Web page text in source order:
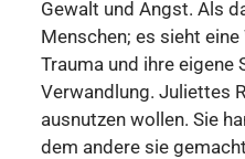
Gewalt und Angst. Als
Menschen; es sieht
Trauma und ihre eigene
Verwandlung. Juliettes
ausnutzen wollen. Sie
dem andere sie